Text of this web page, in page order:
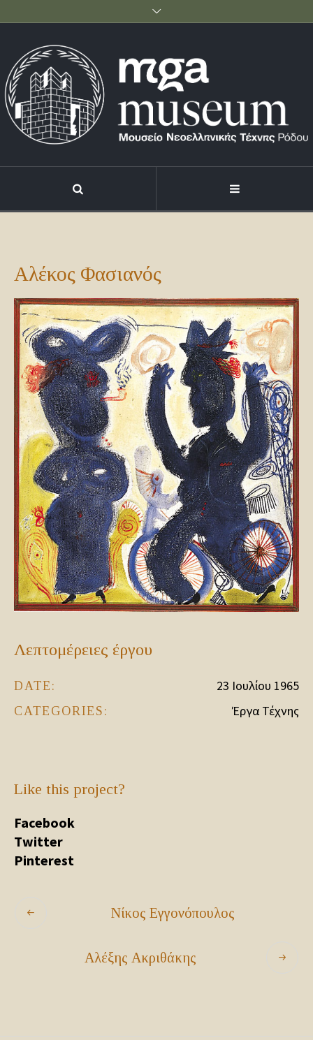
Λεπτομέρειες έργου
DATE: 23 Ιουλίου 1965
CATEGORIES: Έργα Τέχνης
Αλέκος Φασιανός
Like this project?
Facebook
Twitter
Pinterest
Νίκος Εγγονόπουλος
Αλέξης Ακριθάκης